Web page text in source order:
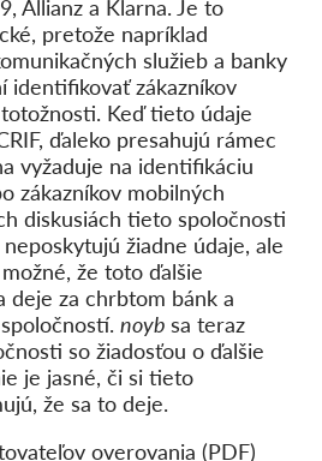
Allianz a Klarna. Je to
pretože napríklad
služieb a banky
identifikovať zákazníkov
Keď tieto údaje
ďaleko presahujú rámec
vyžaduje na identifikáciu
zákazníkov mobilných
diskusiách tieto spoločnosti
žiadne údaje, ale
že toto ďalšie
deje za chrbtom bánk a
noyb sa teraz
so žiadosťou o ďalšie
je jasné, či si tieto
že sa to deje.
overovania (PDF)